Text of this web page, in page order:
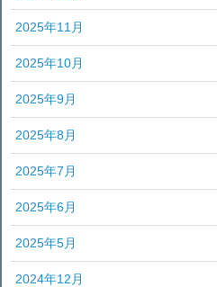
2025年11月
2025年10月
2025年9月
2025年8月
2025年7月
2025年6月
2025年5月
2024年12月